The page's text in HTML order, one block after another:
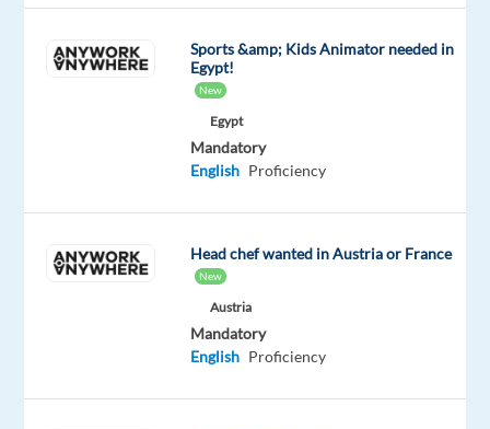
complète
solutions
de
clients
Sports &amp; Kids Animator needed in
Egypt!
New
Egypt
Mandatory
English Proficiency
Head chef wanted in Austria or France
New
Austria
Mandatory
English Proficiency